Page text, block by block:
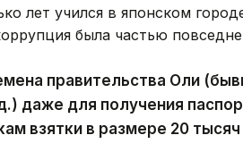
лет учился в японском
была частью
правительства Оли
даже для получения
взятки в размере 20